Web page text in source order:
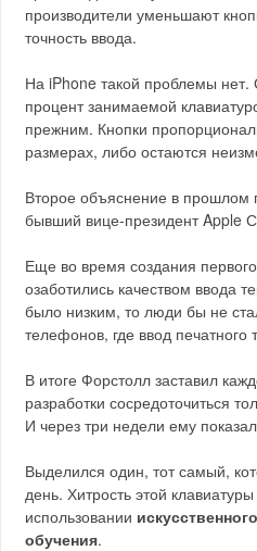
производители уменьшают
точность ввода.
На iPhone такой проблемы
процент занимаемой
прежним. Кнопки
размерах, либо остаются
Второе объяснение в прошлом
бывший вице-президент Apple
Еще во время создания
озаботились качеством ввода
было низким, то люди бы не
телефонов, где ввод печатного
В итоге Форстолл заставил
разработки сосредоточиться
И через три недели ему
Выделился один, тот самый,
день. Хитрость этой
использовании
обучения.